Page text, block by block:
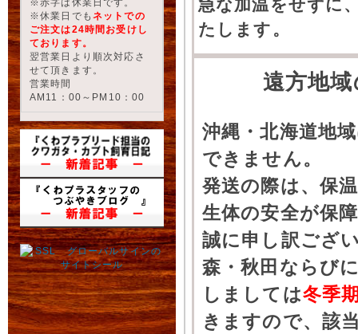
※休業日でも ネットでの
ご注文は24時間お受けし
ております。
翌営業日より順次対応さ
せて頂きます。
営業時間
AM11：00～PM10：00
急な加温をせずに
たします。
遠方地
沖縄・北海道地
できません。
発送の際は、保
生体の安全が保
誠に申し訳ござ
森・秋田ならび
しましては冬季
きますので、該